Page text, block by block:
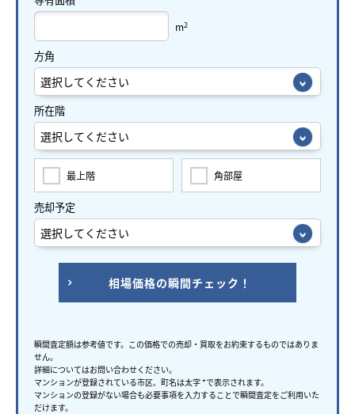
m2
方角
所在階
最上階 角部屋
売却予定
相場価格の瞬間チェック！
瞬間査定額は参考値です。この価格での売却・買取をお約束するものではありま
せん。
詳細についてはお問い合わせください。
マンションが登録されている市区、町名は太字 *で表示されます。
マンションの登録がない場合も必要事項を入力することで瞬間査定をご利用いた
だけます。